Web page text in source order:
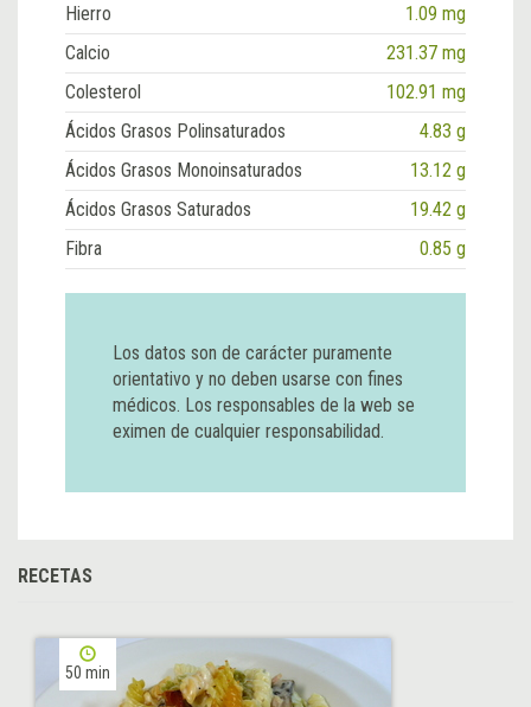
Hierro
1.09 mg
Calcio
231.37 mg
Colesterol
102.91 mg
Ácidos Grasos Polinsaturados
4.83 g
Ácidos Grasos Monoinsaturados
13.12 g
Ácidos Grasos Saturados
19.42 g
Fibra
0.85 g
Los datos son de carácter puramente
orientativo y no deben usarse con fines
médicos. Los responsables de la web se
eximen de cualquier responsabilidad.
RECETAS
50 min